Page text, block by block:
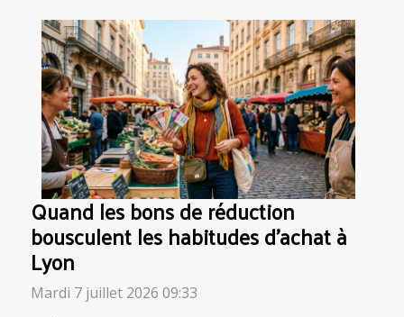
Quand les bons de réduction
bousculent les habitudes d’achat à
Lyon
Mardi 7 juillet 2026 09:33